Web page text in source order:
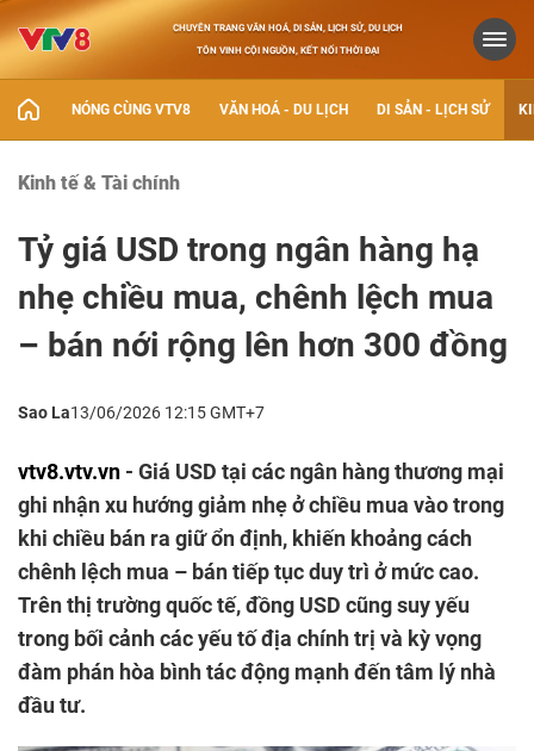
CHUYÊN TRANG VĂN HOÁ, DI SẢN, LỊCH SỬ, DU LỊCH
TÔN VINH CỘI NGUỒN, KẾT NỐI THỜI ĐẠI
NÓNG CÙNG VTV8 VĂN HOÁ - DU LỊCH DI SẢN - LỊCH SỬ
Kinh tế & Tài chính
Tỷ giá USD trong ngân hàng hạ
nhẹ chiều mua, chênh lệch mua
– bán nới rộng lên hơn 300 đồng
Sao La13/06/2026 12:15 GMT+7
vtv8.vtv.vn - Giá USD tại các ngân hàng thương mại
ghi nhận xu hướng giảm nhẹ ở chiều mua vào trong
khi chiều bán ra giữ ổn định, khiến khoảng cách
chênh lệch mua – bán tiếp tục duy trì ở mức cao.
Trên thị trường quốc tế, đồng USD cũng suy yếu
trong bối cảnh các yếu tố địa chính trị và kỳ vọng
đàm phán hòa bình tác động mạnh đến tâm lý nhà
đầu tư.